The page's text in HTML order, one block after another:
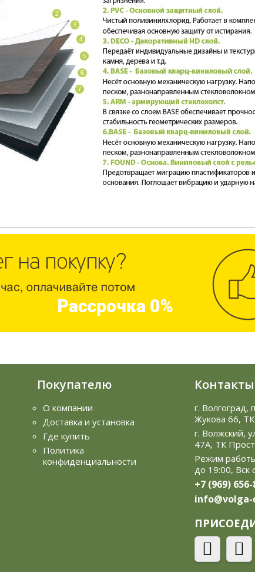
Покупателю
О компании
Доставка и установка
Где купить
Политика
конфиденциальности
Контакты
г. Волгоград,
Жукова 66,
г. Волжский,
47А, ТК
Режим
до 19:00, Вск
+7 (969)
info@volga-